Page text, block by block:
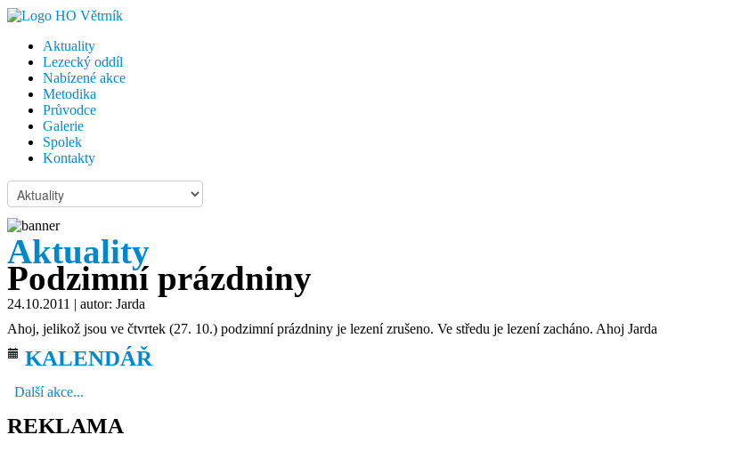
Aktuality
Lezecký oddíl
Nabízené akce
Metodika
Průvodce
Galerie
Spolek
Kontakty
Aktuality
Podzimní prázdniny
24.10.2011 | autor: Jarda
Ahoj, jelikož jsou ve čtvrtek (27. 10.) podzimní prázdniny je lezení zrušeno. Ve středu je lezení zacháno. Ahoj Jarda
KALENDÁŘ
Další akce...
REKLAMA